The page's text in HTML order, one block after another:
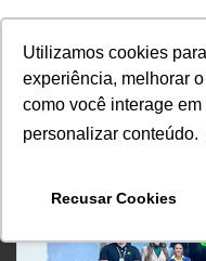
Utilizamos cookies
experiência, melhorar
como você interage
personalizar conteúdo.
Recusar Cookies
menu
Ciarama Máquinas